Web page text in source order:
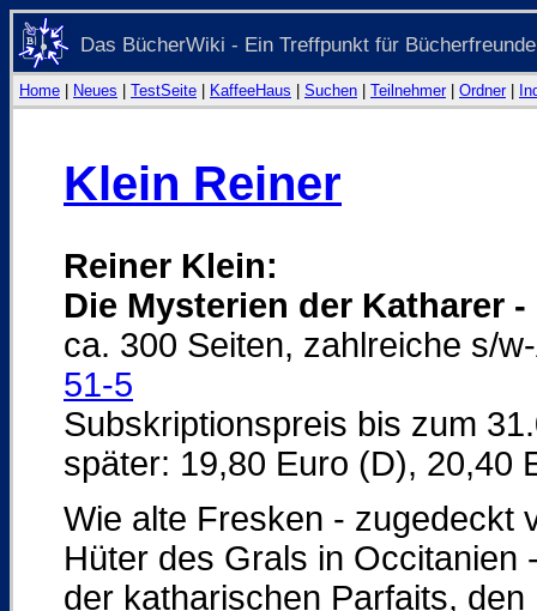
Das BücherWiki - Ein Treffpunkt für Bücherfreunde
Home Neues TestSeite KaffeeHaus Suchen Teilnehmer| Ordner|
Klein Reiner
Reiner Klein:
Die Mysterien der Katharer
ca. 300 Seiten, zahlreiche s/
51-5
Subskriptionspreis bis zum
später: 19,80 Euro (D), 20,40
Wie alte Fresken - zugedeckt
Hüter des Grals in Occitanien
der katharischen Parfaits,